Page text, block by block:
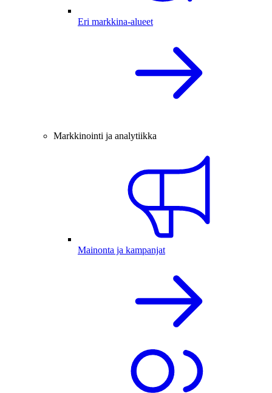
Eri markkina-alueet
Markkinointi ja analytiikka
Mainonta ja kampanjat